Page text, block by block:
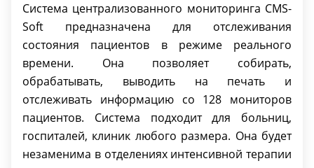
Синхронизация записей пациентов,
позволяет выполнять настройку записей
пациентов как с центрального, так и с
прикроватного монитора, обеспечивая
своевременное синхронное обновление
3-х уровневые звуковые и визуальные
тревоги;
Система анализа параметров состояния
Система централизованного мониторинга CMS-
Soft предназначена для отслеживания
состояния пациентов в режиме реального
времени. Она позволяет собирать,
обрабатывать, выводить на печать и
отслеживать информацию со 128 мониторов
пациентов. Система подходит для больниц,
госпиталей, клиник любого размера. Она будет
незаменима в отделениях интенсивной терапии